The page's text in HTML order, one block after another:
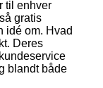
til enhver
gratis
idé om. Hvad
Deres
blandt både